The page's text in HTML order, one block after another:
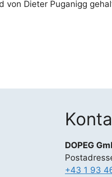
von Dieter Puganigg
DOPEG
+43 1 93